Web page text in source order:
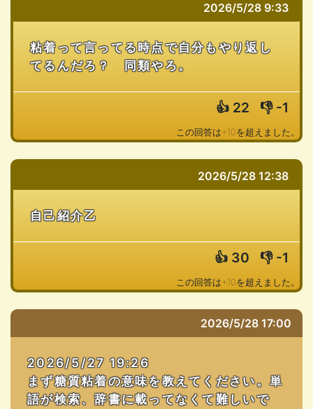
2026/5/28 9:33
粘着って言ってる時点で自分もやり返し
てるんだろ？ 同類やろ。
👍 22 👎 -1
この回答は+10を超えました。
2026/5/28 12:38
自己紹介乙
👍 30 👎 -1
この回答は+10を超えました。
2026/5/28 17:00
2026/5/27 19:26
まず糖質粘着の意味を教えてください。単
語が検索、辞書に載ってなくて難しいで